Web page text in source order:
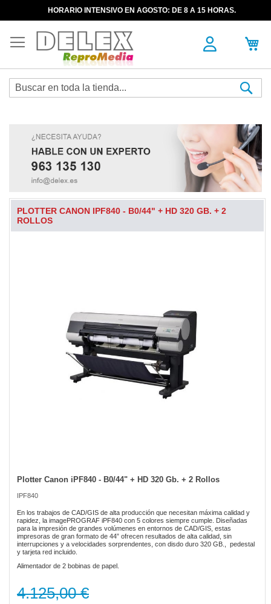
HORARIO INTENSIVO EN AGOSTO: DE 8 A 15 HORAS.
PLOTTER CANON IPF840 - B0/44" + HD 320 GB. + 2
ROLLOS
Plotter Canon iPF840 - B0/44" + HD 320 Gb. + 2 Rollos
IPF840
En los trabajos de CAD/GIS de alta producción que necesitan máxima calidad y
rapidez, la imagePROGRAF iPF840 con 5 colores siempre cumple. Diseñadas
para la impresión de grandes volúmenes en entornos de CAD/GIS, estas
impresoras de gran formato de 44” ofrecen resultados de alta calidad, sin
interrupciones y a velocidades sorprendentes, con disdo duro 320 GB., pedestal
y tarjeta red incluido.
Alimentador de 2 bobinas de papel.
4.125,00 €
Skip
the
beginning
the
images
gallery